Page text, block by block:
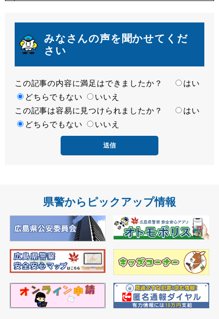
みなさんの声を聞かせてくだ
さい
満
足
度
この記事の内容に満足はできましたか？
はい
どちらでもない
いいえ
容
易
この記事は容易に見つけられましたか？
はい
どちらでもない
いいえ
県警からピックアップ情報